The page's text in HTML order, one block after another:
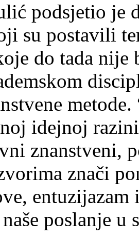
podsjetio je
su postavili
do tada nije
idejnoj
znanstveni,
znači
poslanje